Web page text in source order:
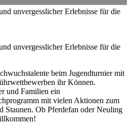
unvergesslicher Erlebnisse für die
unvergesslicher Erlebnisse für die
beim Jugendturnier mit
ihr Können.
und Familien ein
mit vielen Aktionen zum
Staunen. Ob Pferdefan oder Neuling